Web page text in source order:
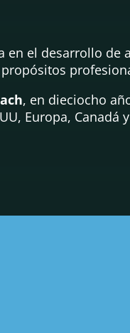
en el desarrollo de
, en dieciocho
Europa, Canadá